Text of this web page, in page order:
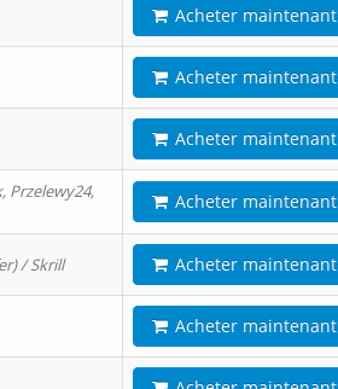
Acheter maintenant
Acheter maintenant
Acheter maintenant
Przelewy24,
Acheter maintenant
/ Skrill Acheter maintenant
Acheter maintenant